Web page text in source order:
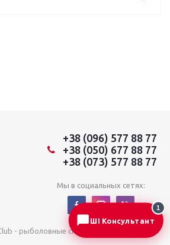
+38 (096) 577 88 77
+38 (050) 677 88 77
+38 (073) 577 88 77
Мы в социальных сетях:
- рыболовные снасти из Японии
ШІ Консультант
1